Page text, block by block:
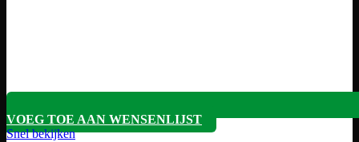
VOEG TOE AAN WENSENLIJST
Snel bekijken